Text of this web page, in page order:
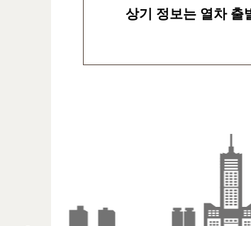
상기 정보는 열차 출